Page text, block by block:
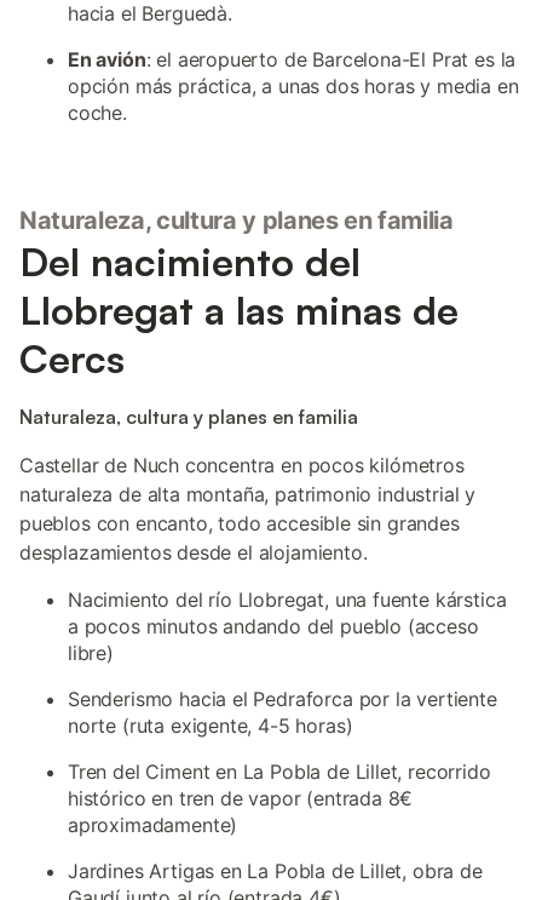
hacia el Berguedà.
En avión: el aeropuerto de Barcelona-El Prat es la
opción más práctica, a unas dos horas y media en
coche.
Naturaleza, cultura y planes en familia
Del nacimiento del
Llobregat a las minas de
Cercs
Naturaleza, cultura y planes en familia
Castellar de Nuch concentra en pocos kilómetros
naturaleza de alta montaña, patrimonio industrial y
pueblos con encanto, todo accesible sin grandes
desplazamientos desde el alojamiento.
Nacimiento del río Llobregat, una fuente kárstica
a pocos minutos andando del pueblo (acceso
libre)
Senderismo hacia el Pedraforca por la vertiente
norte (ruta exigente, 4-5 horas)
Tren del Ciment en La Pobla de Lillet, recorrido
histórico en tren de vapor (entrada 8€
aproximadamente)
Jardines Artigas en La Pobla de Lillet, obra de